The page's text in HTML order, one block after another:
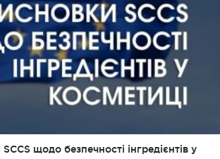
щодо безпечності інгредієнтів у